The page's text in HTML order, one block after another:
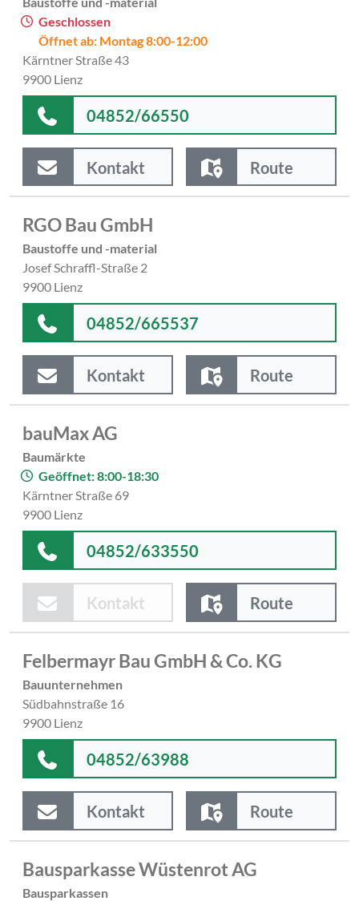
Geschlossen
Öffnet ab: Montag 8:00-12:00
Kärntner Straße 43
9900 Lienz
04852/66550
Kontakt Route
RGO Bau GmbH
Baustoffe und -material
Josef Schraffl-Straße 2
9900 Lienz
04852/665537
Kontakt Route
bauMax AG
Baumärkte
Geöffnet: 8:00-18:30
Kärntner Straße 69
9900 Lienz
04852/633550
Kontakt Route
Felbermayr Bau GmbH & Co. KG
Bauunternehmen
Südbahnstraße 16
9900 Lienz
04852/63988
Kontakt Route
Bausparkasse Wüstenrot AG
Bausparkassen